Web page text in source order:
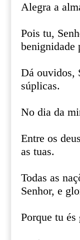
Alegra a
Pois tu,
benignidade
Dá ouvidos,
súplicas.
No dia da
Entre os
as tuas.
Todas as
Senhor, e
Porque tu